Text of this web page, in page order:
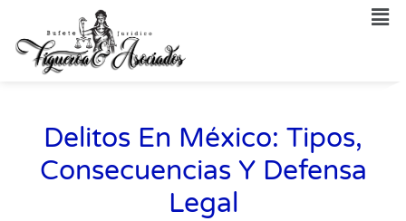
Delitos En México: Tipos,
Consecuencias Y Defensa
Legal